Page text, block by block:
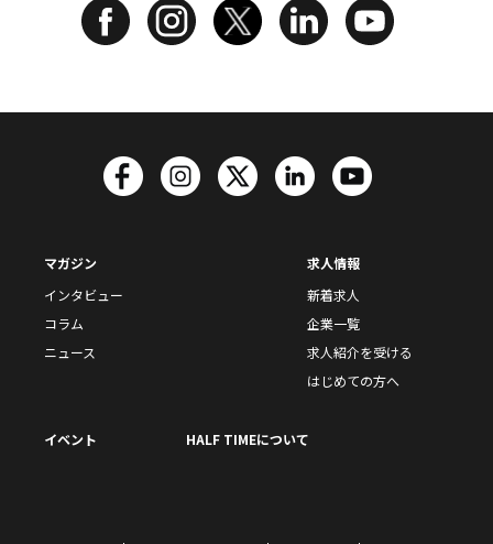
マガジン
インタビュー
コラム
ニュース
求人情報
新着求人
企業一覧
求人紹介を受ける
はじめての方へ
イベント HALF TIMEについて